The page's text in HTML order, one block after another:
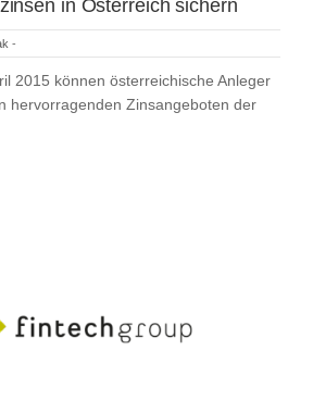
in Österreich sichern
-
2015 können österreichische Anleger
hervorragenden Zinsangeboten der